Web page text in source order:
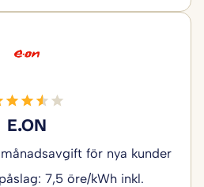
E.ON
för nya kunder
7,5 öre/kWh inkl.